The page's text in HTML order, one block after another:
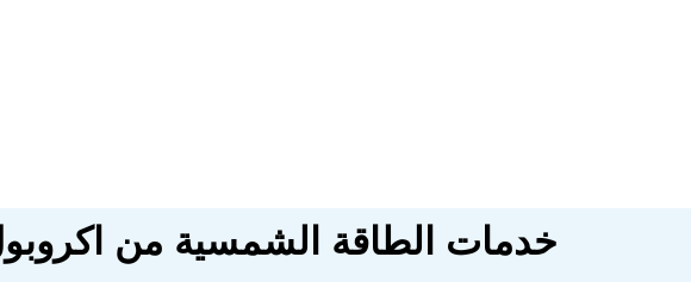
خدمات الطاقة الشمسية من